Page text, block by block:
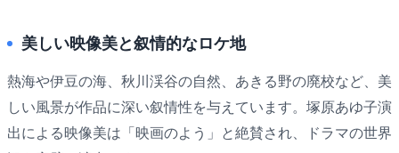
美しい映像美と叙情的なロケ地
熱海や伊豆の海、秋川渓谷の自然、あきる野の廃校など、美
しい風景が作品に深い叙情性を与えています。塚原あゆ子演
出による映像美は「映画のよう」と絶賛され、ドラマの世界